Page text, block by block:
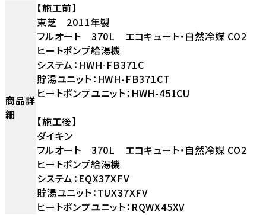
商品詳
細
【施工前】
東芝 2011年製
フルオート 370L エコキュート・自然冷媒 CO2
ヒートポンプ給湯機
システム：HWH-FB371C
貯湯ユニット：HWH-FB371CT
ヒートポンプユニット：HWH-451CU
【施工後】
ダイキン
フルオート 370L エコキュート・自然冷媒 CO2
ヒートポンプ給湯機
システム：EQX37XFV
貯湯ユニット：TUX37XFV
ヒートポンプユニット：RQWX45XV